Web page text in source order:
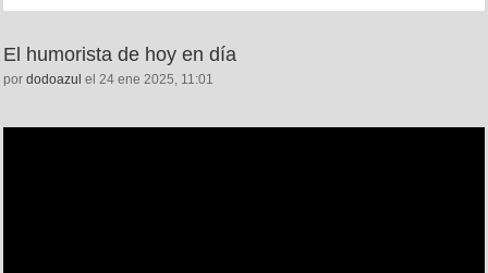
El humorista de hoy en día
por dodoazul el 24 ene 2025, 11:01